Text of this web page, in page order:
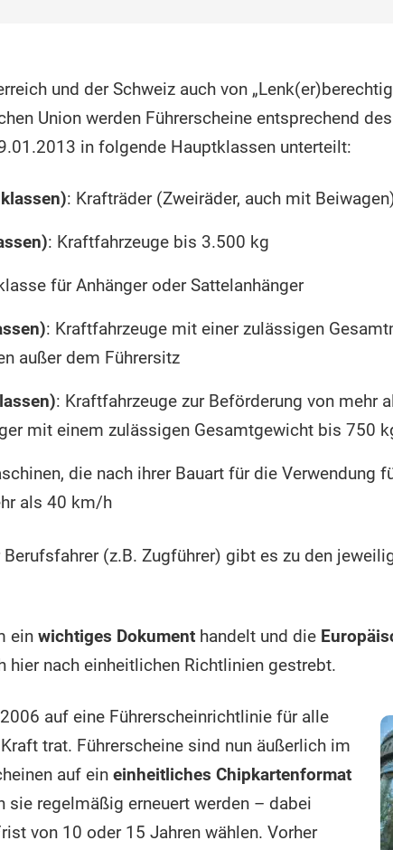
und der Schweiz auch von
Union werden Führerscheine entsprechend
in folgende Hauptklassen unterteilt:
: Krafträder (Zweiräder, auch mit
: Kraftfahrzeuge bis 3.500 kg
für Anhänger oder Sattelanhänger
: Kraftfahrzeuge mit einer zulässigen
außer dem Führersitz
: Kraftfahrzeuge zur Beförderung von mehr
mit einem zulässigen Gesamtgewicht bis 750
die nach ihrer Bauart für die Verwendung
als 40 km/h
(z.B. Zugführer) gibt es zu den
ein wichtiges Dokument handelt und die
nach einheitlichen Richtlinien gestrebt.
auf eine Führerscheinrichtlinie für alle
trat. Führerscheine sind nun äußerlich im
auf ein einheitliches Chipkartenformat
regelmäßig erneuert werden – dabei
von 10 oder 15 Jahren wählen. Vorher